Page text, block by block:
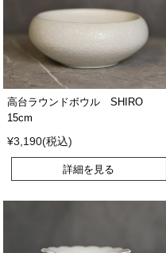
高台ラウンドボウル SHIRO
15cm
¥3,190(税込)
詳細を見る